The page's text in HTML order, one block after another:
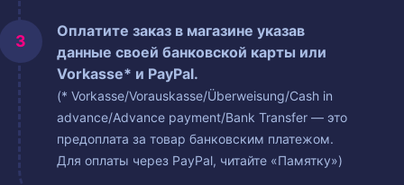
Оплатите заказ в магазине указав
данные своей банковской карты или
Vorkasse* и PayPal.
(* Vorkasse/Vorauskasse/Überweisung/Cash in
advance/Advance payment/Bank Transfer — это
предоплата за товар банковским платежом.
Для оплаты через PayPal, читайте «Памятку»)